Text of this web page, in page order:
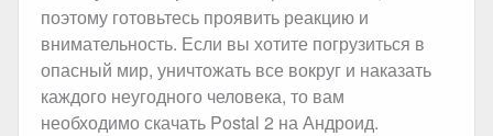
поэтому готовьтесь проявить реакцию и
внимательность. Если вы хотите погрузиться в
опасный мир, уничтожать все вокруг и наказать
каждого неугодного человека, то вам
необходимо скачать Postal 2 на Андроид.